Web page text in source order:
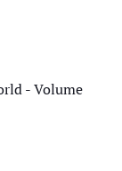
- Volume